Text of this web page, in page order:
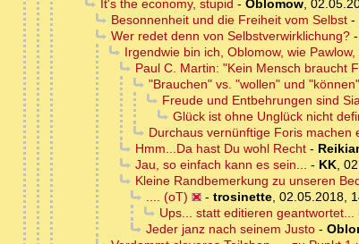
It's the economy, stupid - Oblomow,
Besonnenheit und die Freiheit vom Selbst-
Wer redet denn von Selbstverwirklichung?-
Irgendwie bin ich, Oblomow, wie
Paul C. Martin: "Kein Mensch braucht
"Brauchen" vs. "wollen" und
Freude und Entbehrungen sind
Glück ist ohne Unglück nicht
Durchaus vernünftige Foris machen
Hmm...Da hast Du wohl Recht-
Jau, so einfach kann es sein... - KK,
Kleine Randbemerkung zu unseren
.... (oT)
- trosinette, 02.05.2018,
Ups... statt editieren geantwortet...
Jeder janz nach seinem Justo-